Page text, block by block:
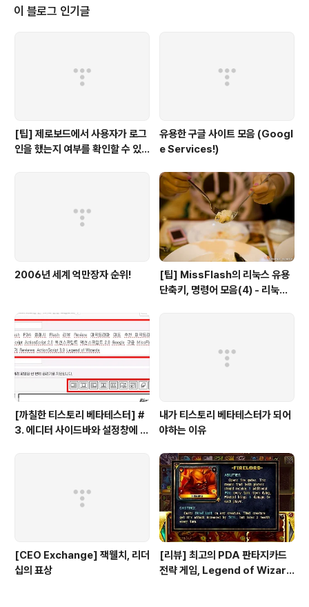
육별/운동기기별 운동 리스트 - 운동 사진/설명/동영상/기
록/통계정보 - 나만의 운동 리스트 - 과거 운동 기록 조회 -
이 블로그 인기글
[팁] 제로보드에서 사용자가 로그
인을 했는지 여부를 확인할 수 있
유용한 구글 사이트 모음 (Googl
e Services!)
2006년 세계 억만장자 순위!
[팁] MissFlash의 리눅스 유용
단축키, 명령어 모음(4) - 리눅스
[까칠한 티스토리 베타테스터] #
3. 에디터 사이드바와 설정창에 대
내가 티스토리 베타테스터가 되어
야하는 이유
[CEO Exchange] 잭웰치, 리더
십의 표상
[리뷰] 최고의 PDA 판타지카드
전략 게임, Legend of Wizard